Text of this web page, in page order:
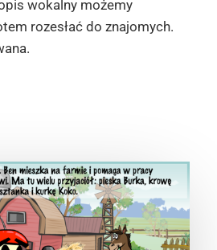
wokalny możemy
rozesłać do znajomych.